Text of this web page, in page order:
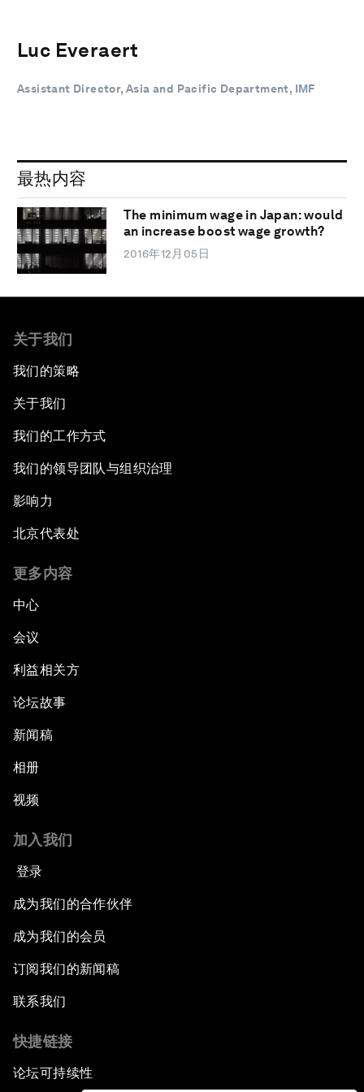
Luc Everaert
Assistant Director, Asia and Pacific Department, IMF
最热内容
The minimum wage in Japan: would
an increase boost wage growth?
2016年12月05日
关于我们
我们的策略
关于我们
我们的工作方式
我们的领导团队与组织治理
影响力
北京代表处
更多内容
中心
会议
利益相关方
论坛故事
新闻稿
相册
视频
加入我们
登录
成为我们的合作伙伴
成为我们的会员
订阅我们的新闻稿
联系我们
快捷链接
论坛可持续性